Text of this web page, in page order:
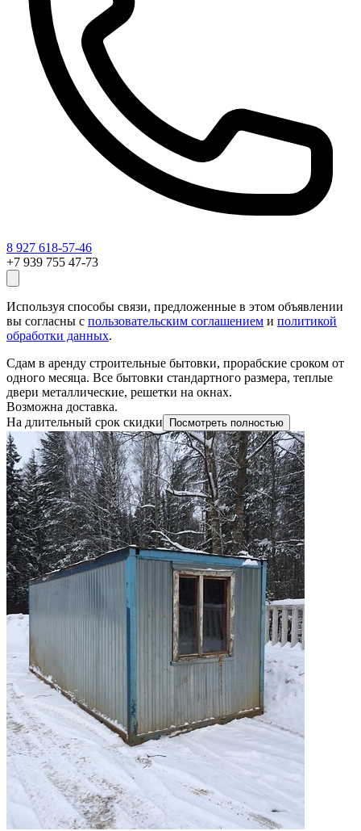
8 927 618-57-46
+7 939 755 47-73
Используя способы связи, предложенные в этом объявлении
вы согласны с пользовательским соглашением и политикой
обработки данных.
Сдам в аренду строительные бытовки, прорабские сроком от
одного месяца. Все бытовки стандартного размера, теплые
двери металлические, решетки на окнах.
Возможна доставка.
На длительный срок скидки
Посмотреть полностью